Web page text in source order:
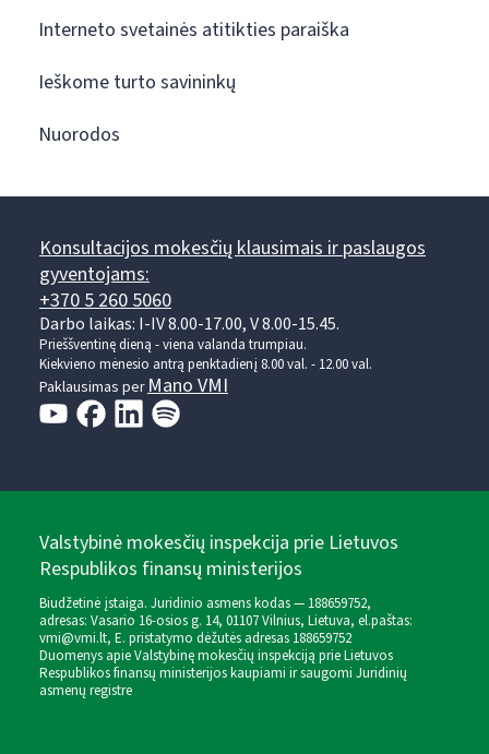
Interneto svetainės atitikties paraiška
Ieškome turto savininkų
Nuorodos
Konsultacijos mokesčių klausimais ir paslaugos
gyventojams:
+370 5 260 5060
Darbo laikas: I-IV 8.00-17.00, V 8.00-15.45.
Prieššventinę dieną - viena valanda trumpiau.
Kiekvieno mėnesio antrą penktadienį 8.00 val. - 12.00 val.
Paklausimas perMano VMI
Valstybinė mokesčių inspekcija prie Lietuvos
Respublikos finansų ministerijos
Biudžetinė įstaiga. Juridinio asmens kodas — 188659752,
adresas: Vasario 16-osios g. 14, 01107 Vilnius, Lietuva, el.paštas:
vmi@vmi.lt, E. pristatymo dėžutės adresas 188659752
Duomenys apie Valstybinę mokesčių inspekciją prie Lietuvos
Respublikos finansų ministerijos kaupiami ir saugomi Juridinių
asmenų registre